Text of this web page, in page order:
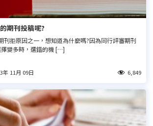
期刊投稿呢?
刊拒原因之一，想知道為什麼嗎?因為同行評審期刊
變多時，選錯的機 […]
11月 09日 6,849